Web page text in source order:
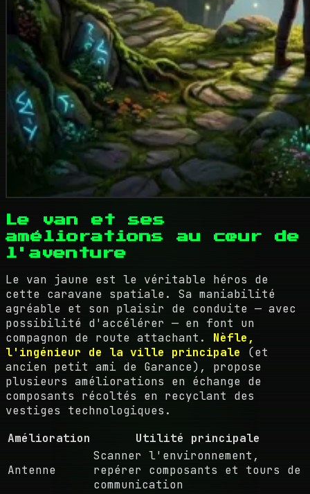
Le van et ses
améliorations au cœur de
l'aventure
Le van jaune est le véritable héros de
cette caravane spatiale. Sa maniabilité
agréable et son plaisir de conduite — avec
possibilité d'accélérer — en font un
compagnon de route attachant. Nèfle,
l'ingénieur de la ville principale (et
ancien petit ami de Garance), propose
plusieurs améliorations en échange de
composants récoltés en recyclant des
vestiges technologiques.
Amélioration
Utilité principale
Antenne
Scanner l'environnement,
repérer composants et tours de
communication